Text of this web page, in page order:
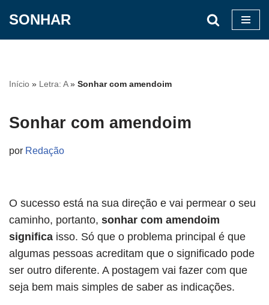
conteúdo
SONHAR
Início » Letra: A» Sonhar com amendoim
Sonhar com amendoim
por Redação
O sucesso está na sua direção e vai permear o seu
caminho, portanto, sonhar com amendoim
significa isso. Só que o problema principal é que
algumas pessoas acreditam que o significado pode
ser outro diferente. A postagem vai fazer com que
seja bem mais simples de saber as indicações.